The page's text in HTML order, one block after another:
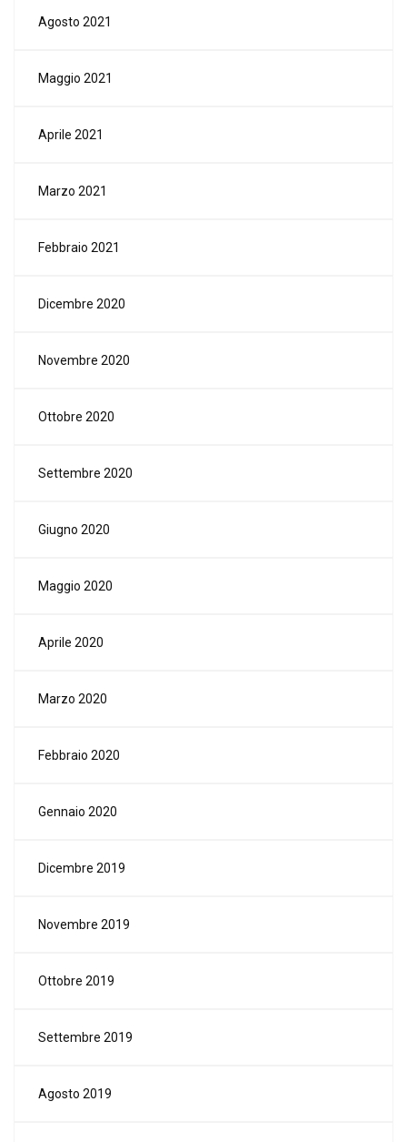
Agosto 2021
Maggio 2021
Aprile 2021
Marzo 2021
Febbraio 2021
Dicembre 2020
Novembre 2020
Ottobre 2020
Settembre 2020
Giugno 2020
Maggio 2020
Aprile 2020
Marzo 2020
Febbraio 2020
Gennaio 2020
Dicembre 2019
Novembre 2019
Ottobre 2019
Settembre 2019
Agosto 2019